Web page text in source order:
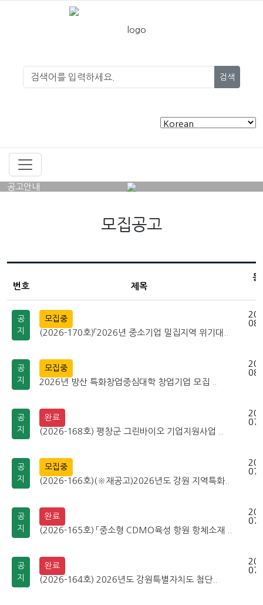
검색
공고안내
모집공고
번호 제목
등
공
지
모집중
(2026-170호)「2026년 중소기업 밀집지역 위기대..
공
지
모집중
2026년 방산 특화창업중심대학 창업기업 모집 ..
공
지
완료
(2026-168호) 평창군 그린바이오 기업지원사업 ..
공
지
모집중
(2026-166호)(※재공고)2026년도 강원 지역특화..
공
지
완료
(2026-165호) 「중소형 CDMO육성 항원 항체소재 ..
공
지
완료
(2026-164호) 2026년도 강원특별자치도 첨단..